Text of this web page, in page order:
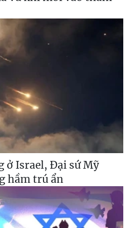
ở Israel, Đại sứ Mỹ
hầm trú ẩn